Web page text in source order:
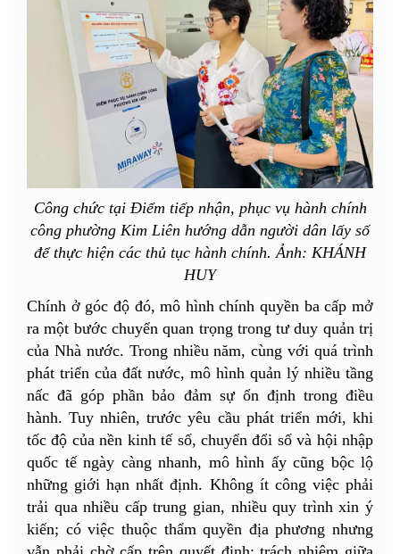
Công chức tại Điểm tiếp nhận, phục vụ hành chính
công phường Kim Liên hướng dẫn người dân lấy số
để thực hiện các thủ tục hành chính. Ảnh: KHÁNH
HUY
Chính ở góc độ đó, mô hình chính quyền ba cấp mở
ra một bước chuyển quan trọng trong tư duy quản trị
của Nhà nước. Trong nhiều năm, cùng với quá trình
phát triển của đất nước, mô hình quản lý nhiều tầng
nấc đã góp phần bảo đảm sự ổn định trong điều
hành. Tuy nhiên, trước yêu cầu phát triển mới, khi
tốc độ của nền kinh tế số, chuyển đổi số và hội nhập
quốc tế ngày càng nhanh, mô hình ấy cũng bộc lộ
những giới hạn nhất định. Không ít công việc phải
trải qua nhiều cấp trung gian, nhiều quy trình xin ý
kiến; có việc thuộc thẩm quyền địa phương nhưng